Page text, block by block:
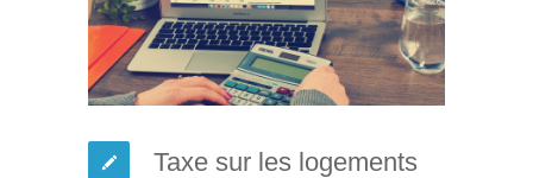
Taxe sur les logements